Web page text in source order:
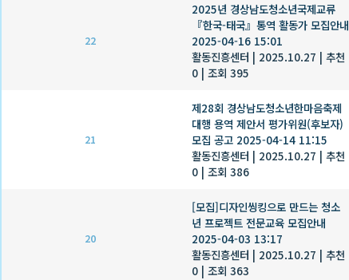
22
2025년 경상남도청소년국제교류
『한국-태국』통역 활동가 모집안내
2025-04-16 15:01
활동진흥센터 | 2025.10.27 | 추천
0 | 조회 395
21
제28회 경상남도청소년한마음축제
대행 용역 제안서 평가위원(후보자)
모집 공고 2025-04-14 11:15
활동진흥센터 | 2025.10.27 | 추천
0 | 조회 386
20
[모집]디자인씽킹으로 만드는 청소
년 프로젝트 전문교육 모집안내
2025-04-03 13:17
활동진흥센터 | 2025.10.27 | 추천
0 | 조회 363